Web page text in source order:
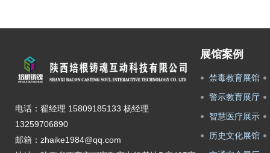
电话：翟经理 15809185133 杨经理
13259706890
邮箱：zhaike1984@qq.com
展馆案例
禁毒教育展馆
警示教育展厅
智慧医疗展示
历史文化展馆